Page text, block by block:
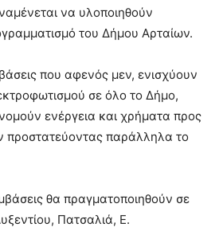
να υλοποιηθούν
του Δήμου Αρταίων.
που αφενός μεν, ενισχύουν
σε όλο το Δήμο,
ενέργεια και χρήματα προς
παράλληλα το
θα πραγματοποιηθούν σε
Πατσαλιά, Ε.